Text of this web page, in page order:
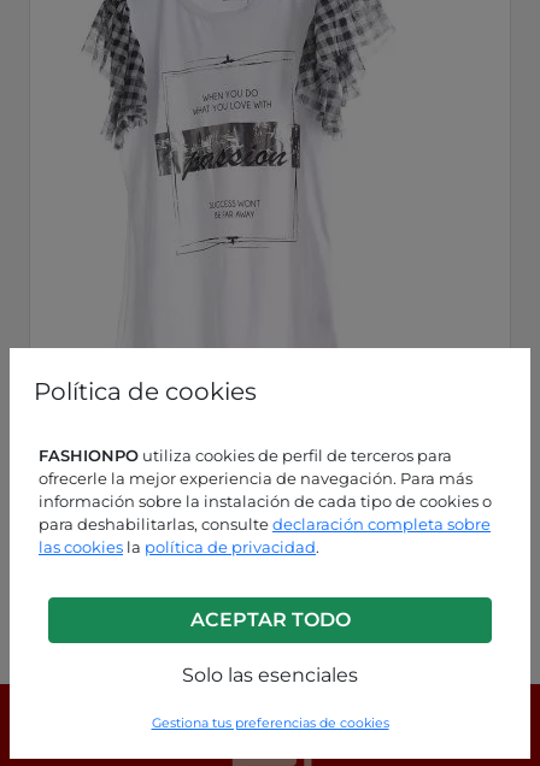
Política de cookies
FASHIONPO utiliza cookies de perfil de terceros para
ofrecerle la mejor experiencia de navegación. Para más
información sobre la instalación de cada tipo de cookies o
para deshabilitarlas, consultedeclaración completa sobre
las cookies la política de privacidad.
ACEPTAR TODO
Solo las esenciales
Gestiona tus preferencias de cookies
P0260005398C1